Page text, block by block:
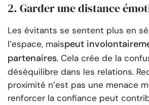
2. Garder une distance
Les évitants se sentent plus en
l’espace, maispeut
partenaires. Cela crée de la
déséquilibre dans les relations.
proximité n’est pas une menace
renforcer la confiance peut